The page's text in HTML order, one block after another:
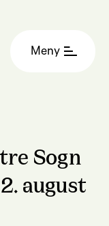
Meny
Sogn
august